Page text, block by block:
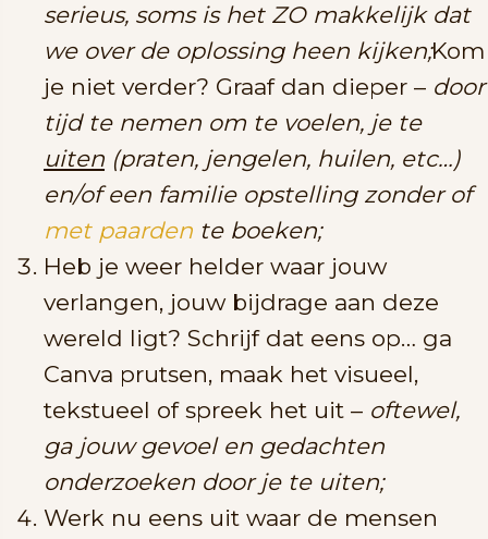
serieus, soms is het ZO makkelijk dat
we over de oplossing heen kijken;Kom
je niet verder? Graaf dan dieper – door
tijd te nemen om te voelen, je te
uiten (praten, jengelen, huilen, etc…)
en/of een familie opstelling zonder of
met paarden te boeken;
Heb je weer helder waar jouw
verlangen, jouw bijdrage aan deze
wereld ligt? Schrijf dat eens op… ga
Canva prutsen, maak het visueel,
tekstueel of spreek het uit – oftewel,
ga jouw gevoel en gedachten
onderzoeken door je te uiten;
Werk nu eens uit waar de mensen